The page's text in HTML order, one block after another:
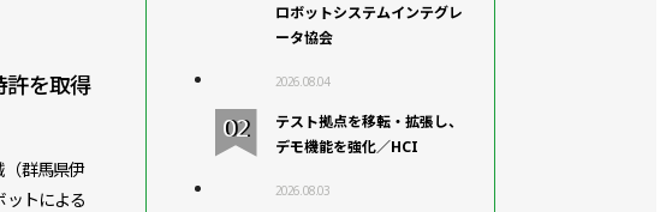
許を取得
（群馬県伊
トによる
ロボットシステムインテグレ
ータ協会
2026.08.04
テスト拠点を移転・拡張し、
デモ機能を強化／HCI
2026.08.03